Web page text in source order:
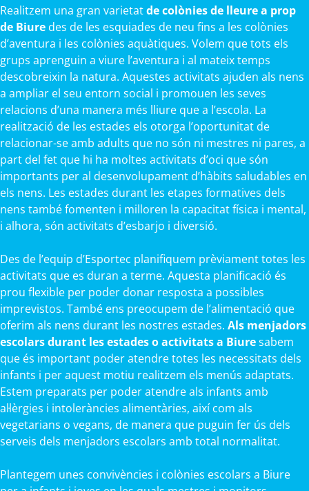
Realitzem una gran varietatde colònies de lleure a prop
de Biuredes de les esquiades de neu fins a les colònies
d’aventura i les colònies aquàtiques. Volem que tots els
grups aprenguin a viure l’aventura i al mateix temps
descobreixin la natura. Aquestes activitats ajuden als nens
a ampliar el seu entorn social i promouen les seves
relacions d’una manera més lliure que a l’escola. La
realització de les estades els otorga l’oportunitat de
relacionar-se amb adults que no són ni mestres ni pares, a
part del fet que hi ha moltes activitats d’oci que són
importants per al desenvolupament d’hàbits saludables en
els nens. Les estades durant les etapes formatives dels
nens també fomenten i milloren la capacitat física i mental,
i alhora, són activitats d’esbarjo i diversió.
Des de l’equip d’Esportec planifiquem prèviament totes les
activitats que es duran a terme. Aquesta planificació és
prou flexible per poder donar resposta a possibles
imprevistos. També ens preocupem de l’alimentació que
oferim als nens durant les nostres estades. Als menjadors
escolars durant les estades o activitats a Biuresabem
que és important poder atendre totes les necessitats dels
infants i per aquest motiu realitzem els menús adaptats.
Estem preparats per poder atendre als infants amb
al·lèrgies i intoleràncies alimentàries, així com als
vegetarians o vegans, de manera que puguin fer ús dels
serveis dels menjadors escolars amb total normalitat.
Plantegem unes convivències i colònies escolars a Biure